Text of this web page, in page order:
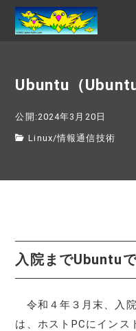
Ubuntu（
公開:2024年3月20日
Linux/情報通信技術
入院までUbuntu
令和４年３月末、入
は、ホストPCにイン